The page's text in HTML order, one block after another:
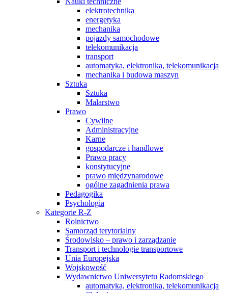
elektrotechnika
energetyka
mechanika
pojazdy samochodowe
telekomunikacja
transport
automatyka, elektronika, telekomunikacja
mechanika i budowa maszyn
Sztuka
Sztuka
Malarstwo
Prawo
Cywilne
Administracyjne
Karne
gospodarcze i handlowe
Prawo pracy
konstytucyjne
prawo międzynarodowe
ogólne zagadnienia prawa
Pedagogika
Psychologia
Kategorie R-Z
Rolnictwo
Samorząd terytorialny
Środowisko – prawo i zarządzanie
Transport i technologie transportowe
Unia Europejska
Wojskowość
Wydawnictwo Uniwersytetu Radomskiego
automatyka, elektronika, telekomunikacja